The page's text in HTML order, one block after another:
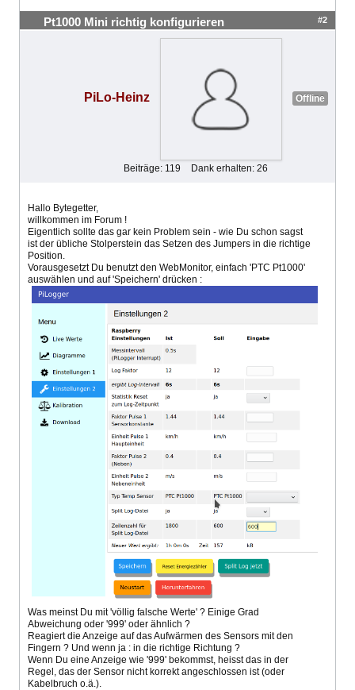
Pt1000 Mini richtig konfigurieren #2
PiLo-Heinz Offline
Beiträge: 119 Dank erhalten: 26
Hallo Bytegetter,
willkommen im Forum !
Eigentlich sollte das gar kein Problem sein - wie Du schon sagst
ist der übliche Stolperstein das Setzen des Jumpers in die richtige
Position.
Vorausgesetzt Du benutzt den WebMonitor, einfach 'PTC Pt1000'
auswählen und auf 'Speichern' drücken :
Was meinst Du mit 'völlig falsche Werte' ? Einige Grad
Abweichung oder '999' oder ähnlich ?
Reagiert die Anzeige auf das Aufwärmen des Sensors mit den
Fingern ? Und wenn ja : in die richtige Richtung ?
Wenn Du eine Anzeige wie '999' bekommst, heisst das in der
Regel, das der Sensor nicht korrekt angeschlossen ist (oder
Kabelbruch o.ä.).